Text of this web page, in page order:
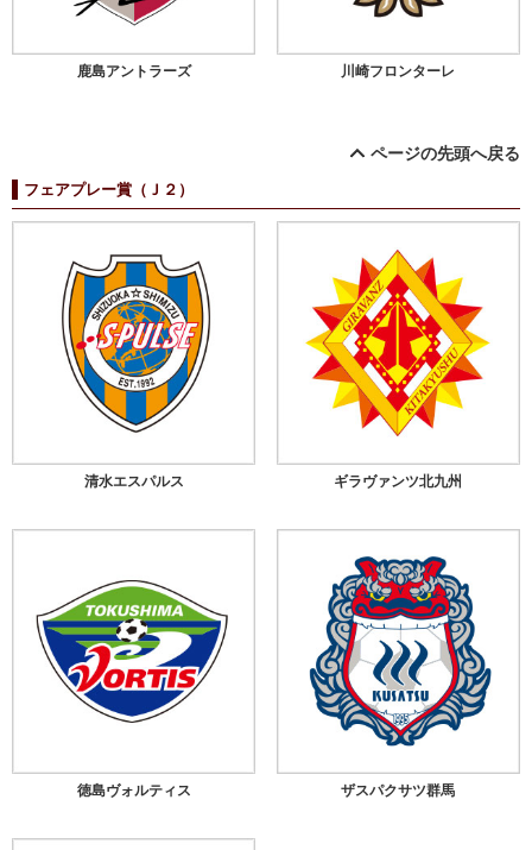
鹿島アントラーズ 川崎フロンターレ
ページの先頭へ戻る
フェアプレー賞（Ｊ２）
清水エスパルス ギラヴァンツ北九州
徳島ヴォルティス ザスパクサツ群馬